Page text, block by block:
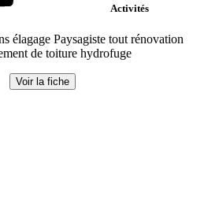
Activités
élagage Paysagiste tout rénovation
de toiture hydrofuge
Voir la fiche